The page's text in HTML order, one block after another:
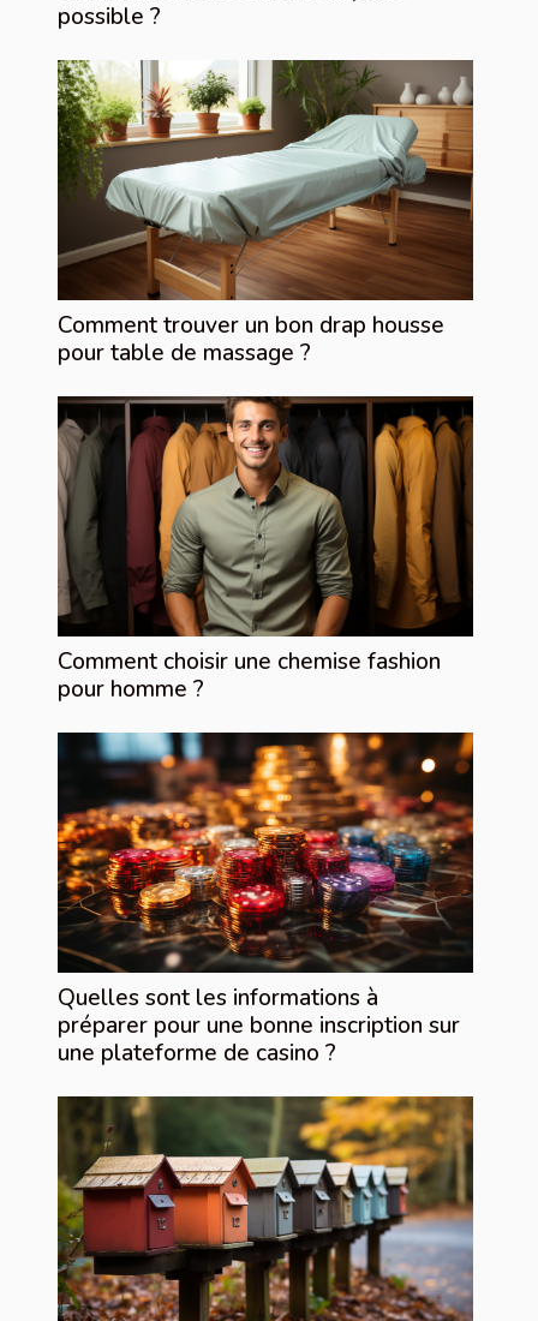
possible ?
Comment trouver un bon drap housse
pour table de massage ?
Comment choisir une chemise fashion
pour homme ?
Quelles sont les informations à
préparer pour une bonne inscription sur
une plateforme de casino ?